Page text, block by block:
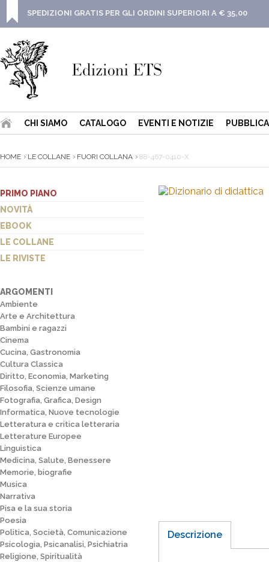
SPEDIZIONI GRATIS PER GLI ORDINI SUPERIORI A € 35,00
CHI SIAMO CATALOGO EVENTI E NOTIZIE
HOME LE COLLANE FUORI COLLANA 88-467-0410-X
PRIMO PIANO
NOVITÀ
EBOOK
LE COLLANE
LE RIVISTE
ARGOMENTI
Ambiente
Arte e Architettura
Bambini e ragazzi
Cinema
Cucina, Gastronomia
Cultura Classica
Diritto, Economia, Marketing
Filosofia, Scienze umane
Fotografia, Grafica, Design
Informatica, Nuove tecnologie
Letteratura e critica letteraria
Letterature Europee
Linguistica
Medicina, Salute, Benessere
Memorie, biografie
Musica
Narrativa
Pisa e la sua storia
Poesia
Politica, Società, Comunicazione
Psicologia, Psicanalisi, Psichiatria
Religione, Spiritualità
Descrizione